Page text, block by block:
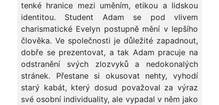
tenké hranice mezi uměním, etikou a lidskou
identitou. Student Adam se pod vlivem
charismatické Evelyn postupně mění v lepšího
člověka. Ve společnosti je důležité zapadnout,
dobře se prezentovat, a tak Adam pracuje na
odstranění svých zlozvyků a nedokonalých
stránek. Přestane si okusovat nehty, vyhodí
starý kabát, který dosud považoval za výraz
své osobní individuality, ale vypadal v něm jako